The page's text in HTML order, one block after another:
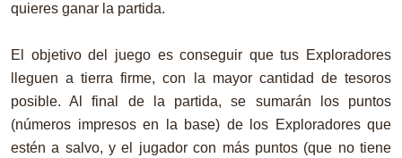
quieres ganar la partida.
El objetivo del juego es conseguir que tus Exploradores
lleguen a tierra firme, con la mayor cantidad de tesoros
posible. Al final de la partida, se sumarán los puntos
(números impresos en la base) de los Exploradores que
estén a salvo, y el jugador con más puntos (que no tiene